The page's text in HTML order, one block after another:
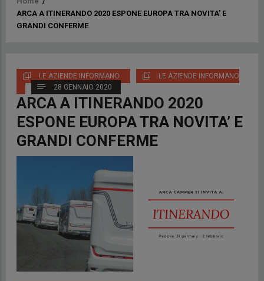
Briciole
di
ARCA A ITINERANDO 2020 ESPONE EUROPA TRA NOVITA’ E
GRANDI CONFERME
LE AZIENDE INFORMANO
LE AZIENDE INFORMANO
28 GENNAIO 2020
ARCA A ITINERANDO 2020
ESPONE EUROPA TRA NOVITA’ E
GRANDI CONFERME